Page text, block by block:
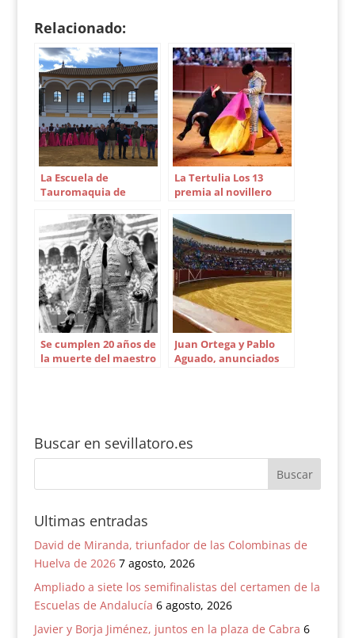
diferentes "porque
queremos celebrar…
capital andaluza,
según recoge el
programa de festejos
de las Fiestas
Colombinas de 2009
presentado hoy en la
plaza de La Merced. El
programa incluye seis
festejos,…
Relacionado:
La Escuela de
Tauromaquia de
curso 2018 / 2019
La Tertulia Los 13
premia al novillero
Se cumplen 20 años de
la muerte del maestro
Juan Ortega y Pablo
Aguado, anunciados
Buscar en sevillatoro.es
Ultimas entradas
David de Miranda, triunfador de las Colombinas de
Huelva de 2026 7 agosto, 2026
Ampliado a siete los semifinalistas del certamen de la
Escuelas de Andalucía 6 agosto, 2026
Javier y Borja Jiménez, juntos en la plaza de Cabra 6